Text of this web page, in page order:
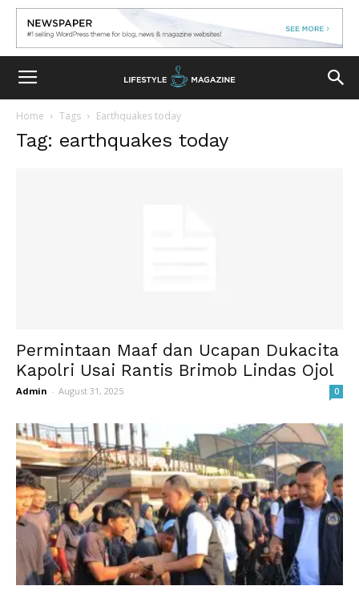
Home Tags Earthquakes today
Tag: earthquakes today
Permintaan Maaf dan Ucapan Dukacita
Kapolri Usai Rantis Brimob Lindas Ojol
Admin - August 31, 2025 0